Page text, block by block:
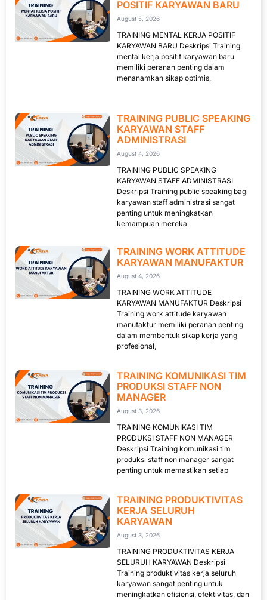
POSITIF KARYAWAN BARU
August 5, 2026
TRAINING MENTAL KERJA POSITIF
KARYAWAN BARU Deskripsi Training
mental kerja positif karyawan baru
memiliki peranan penting dalam
menanamkan sikap optimis,
TRAINING PUBLIC SPEAKING
KARYAWAN STAFF
ADMINISTRASI
August 4, 2026
TRAINING PUBLIC SPEAKING
KARYAWAN STAFF ADMINISTRASI
Deskripsi Training public speaking bagi
karyawan staff administrasi sangat
penting untuk meningkatkan
kemampuan mereka
TRAINING WORK ATTITUDE
KARYAWAN MANUFAKTUR
August 4, 2026
TRAINING WORK ATTITUDE
KARYAWAN MANUFAKTUR Deskripsi
Training work attitude karyawan
manufaktur memiliki peranan penting
dalam membentuk sikap kerja yang
profesional,
TRAINING KOMUNIKASI TIM
PRODUKSI STAFF NON
MANAGER
August 3, 2026
TRAINING KOMUNIKASI TIM
PRODUKSI STAFF NON MANAGER
Deskripsi Training komunikasi tim
produksi staff non manager sangat
penting untuk memastikan setiap
TRAINING PRODUKTIVITAS
KERJA SELURUH
KARYAWAN
August 3, 2026
TRAINING PRODUKTIVITAS KERJA
SELURUH KARYAWAN Deskripsi
Training produktivitas kerja seluruh
karyawan sangat penting untuk
meningkatkan efisiensi, efektivitas, dan